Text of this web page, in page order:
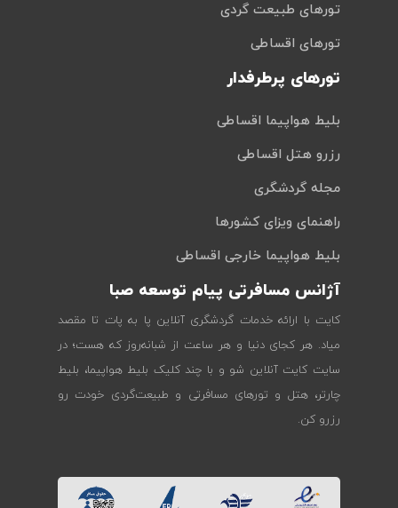
تورهای طبیعت گردی
تورهای اقساطی
تورهای پرطرفدار
بلیط هواپیما اقساطی
رزرو هتل اقساطی
مجله گردشگری
راهنمای ویزای کشورها
بلیط هواپیما خارجی اقساطی
آژانس مسافرتی پیام توسعه صبا
کایت با ارائه خدمات گردشگری آنلاین پا به پات تا مقصد
میاد. هر کجای دنیا و هر ساعت از شبانه‌روز که هست؛ در
سایت کایت آنلاین شو و با چند کلیک بلیط هواپیما، بلیط
چارتر، هتل و تورهای مسافرتی و طبیعت‌گردی خودت رو
رزرو کن.